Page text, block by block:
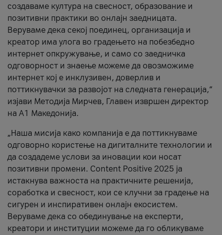
создаваме култура на свесност, образование и
позитивни практики во онлајн заедницата.
Веруваме дека секој поединец, организација и
креатор има улога во градењето на побезбедно
интернет опкружување, и само со заедничка
одговорност и знаење можеме да овозможиме
интернет кој е инклузивен, доверлив и
поттикнувачки за развојот на следната генерација,“
изјави Методија Мирчев, Главен извршен директор
на А1 Македонија.
„Наша мисија како компанија е да поттикнуваме
одговорно користење на дигиталните технологии и
да создадеме услови за иновации кои носат
позитивни промени. Content Positive 2025 ја
истакнува важноста на практичните решенија,
соработка и свесност, кои се клучни за градење на
сигурен и инспиративен онлајн екосистем.
Веруваме дека со обединување на експерти,
креатори и институции можеме да го обликуваме